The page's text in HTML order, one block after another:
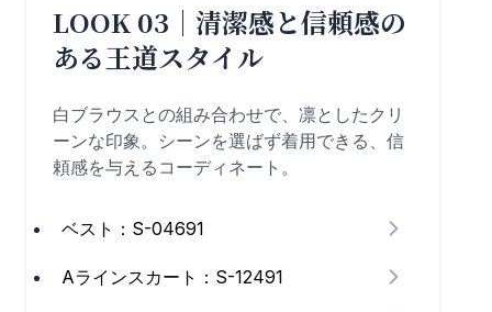
LOOK 03｜清潔感と信頼感の
ある王道スタイル
白ブラウスとの組み合わせで、凛としたクリ
ーンな印象。シーンを選ばず着用できる、信
頼感を与えるコーディネート。
ベスト：S-04691
Aラインスカート：S-12491